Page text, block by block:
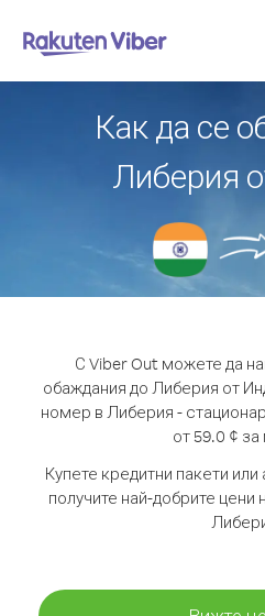
Как да се
Либерия
С Viber Out можете да
обаждания до Либерия от
номер в Либерия -
от 59.0 ¢ за
Купете кредитни пакети
получите най-добрите